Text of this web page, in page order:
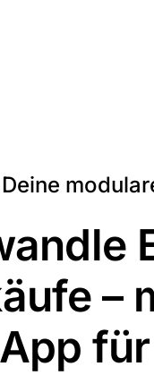
Deine
–